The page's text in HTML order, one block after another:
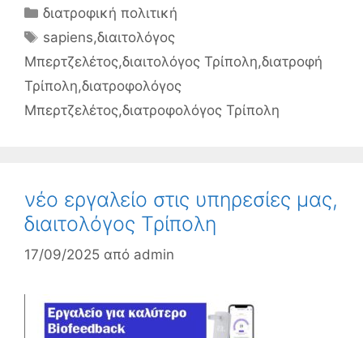
Κατηγορίες
διατροφική πολιτική
Ετικέτες
sapiens,διαιτολόγος
Μπερτζελέτος,διαιτολόγος Τρίπολη,διατροφή
Τρίπολη,διατροφολόγος
Μπερτζελέτος,διατροφολόγος Τρίπολη
νέο εργαλείο στις υπηρεσίες μας,
διαιτολόγος Τρίπολη
17/09/2025 από admin